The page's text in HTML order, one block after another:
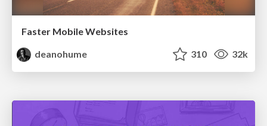
Faster Mobile Websites
deanohume
310 32k